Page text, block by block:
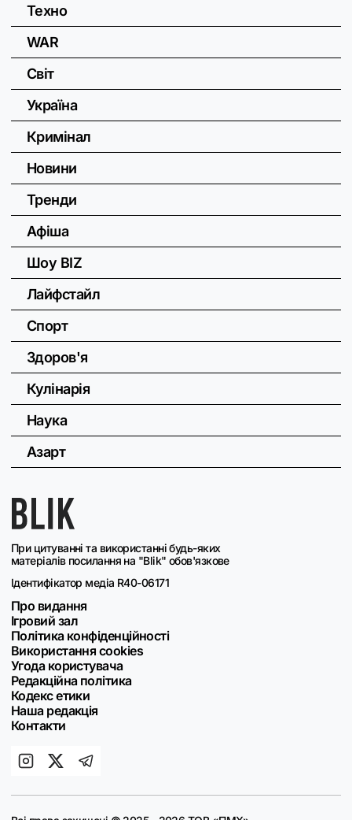
При цитуванні та використанні будь-яких
матеріалів посилання на "Blik" обов'язкове
Ідентифікатор медіа R40-06171
Про видання
Ігровий зал
Політика конфіденційності
Використання cookies
Угода користувача
Редакційна політика
Кодекс етики
Наша редакція
Контакти
Техно
WAR
Світ
Україна
Кримінал
Новини
Тренди
Афіша
Шоу BIZ
Лайфстайл
Спорт
Здоров'я
Кулінарія
Наука
Азарт